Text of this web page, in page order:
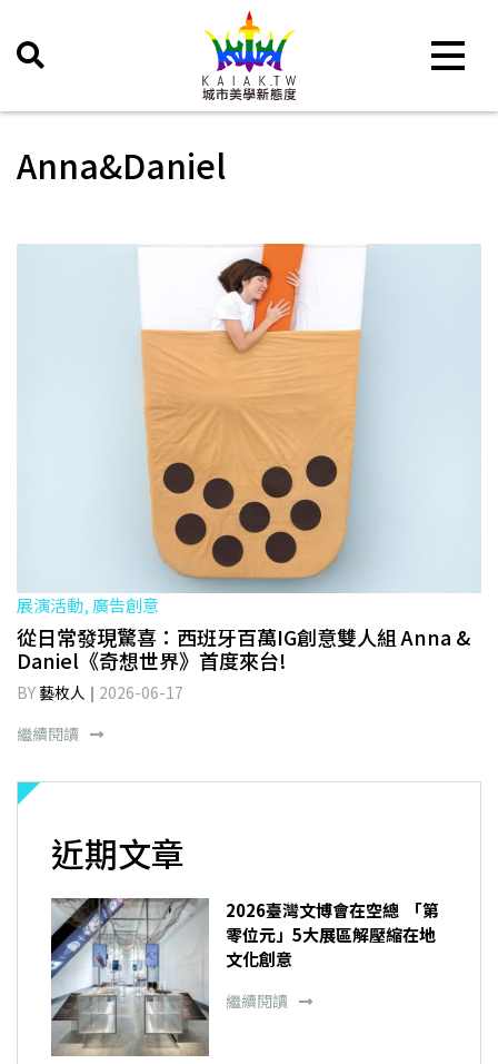
Toggle
Anna&Daniel
展演活動, 廣告創意
從日常發現驚喜：西班牙百萬IG創意雙人組 Anna &
Daniel《奇想世界》首度來台!
BY藝枚人
2026-06-17
繼續閱讀
近期文章
2026臺灣文博會在空總 「第
零位元」5大展區解壓縮在地
文化創意
繼續閱讀